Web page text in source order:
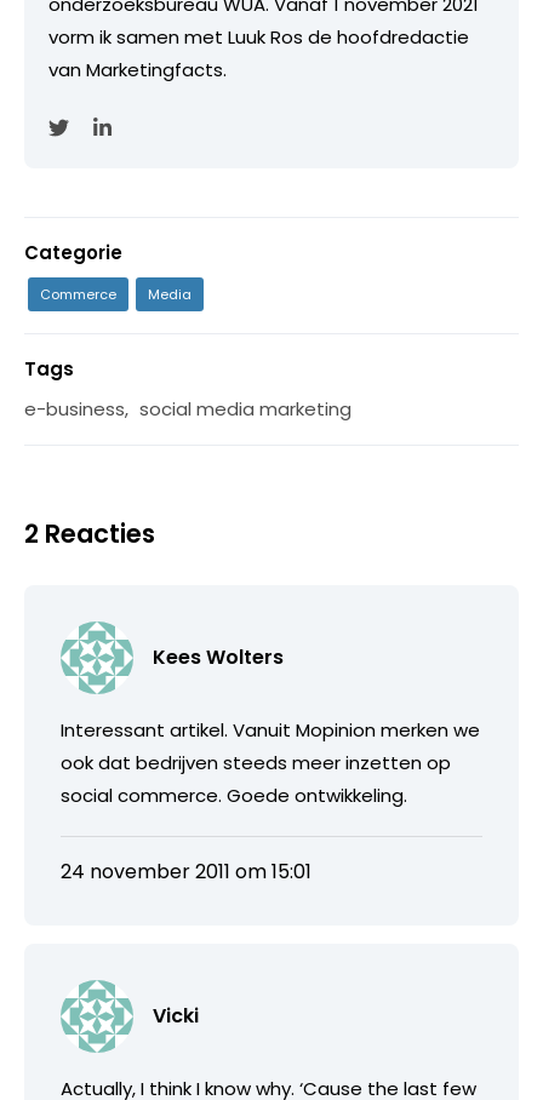
vorm ik samen met Luuk Ros de hoofdredactie
van Marketingfacts.
Categorie
Commerce Media
Tags
e-business, social media marketing
2 Reacties
Kees Wolters
Interessant artikel. Vanuit Mopinion merken we
ook dat bedrijven steeds meer inzetten op
social commerce. Goede ontwikkeling.
24 november 2011 om 15:01
Vicki
Actually, I think I know why. ‘Cause the last few